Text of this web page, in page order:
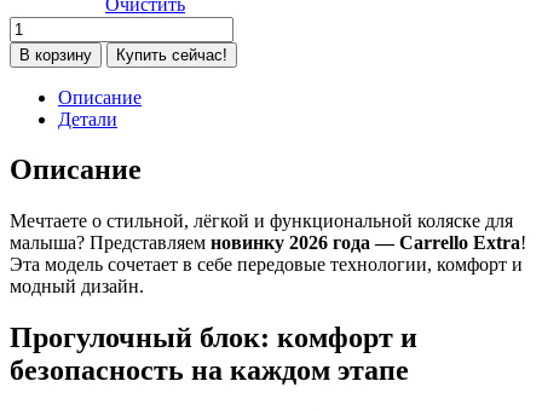
Количество
товара
Коляска
прогулочная
Carrello
CRL-
5532,Vintage
(Коричневый)
В корзину Купить сейчас!
Описание
Детали
Описание
Мечтаете о стильной, лёгкой и функциональной коляске для
малыша? Представляем новинку 2026 года — Carrello Extra!
Эта модель сочетает в себе передовые технологии, комфорт и
модный дизайн.
Прогулочный блок: комфорт и
безопасность на каждом этапе